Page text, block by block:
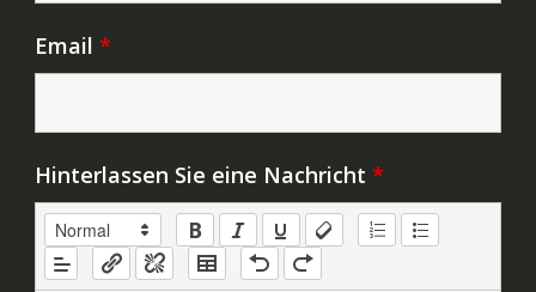
Email *
Hinterlassen Sie eine Nachricht *